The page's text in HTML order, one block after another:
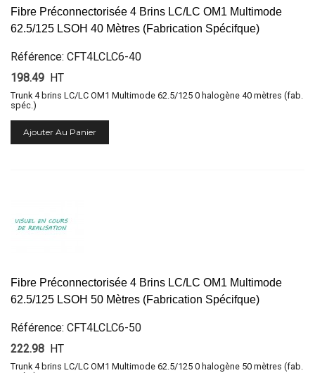
Fibre Préconnectorisée 4 Brins LC/LC OM1 Multimode
62.5/125 LSOH 40 Mètres (Fabrication Spécifque)
Référence: CFT4LCLC6-40
198.49 HT
Trunk 4 brins LC/LC OM1 Multimode 62.5/125 0 halogène 40 mètres (fab.
spéc.)
Ajouter Au Panier
Fibre Préconnectorisée 4 Brins LC/LC OM1 Multimode
62.5/125 LSOH 50 Mètres (Fabrication Spécifque)
Référence: CFT4LCLC6-50
222.98 HT
Trunk 4 brins LC/LC OM1 Multimode 62.5/125 0 halogène 50 mètres (fab.